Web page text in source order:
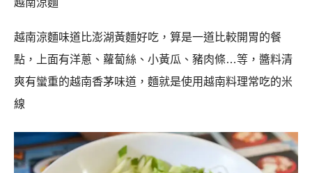
越南涼麵味道比澎湖黃麵好吃，算是一道比較開胃的餐
點，上面有洋蔥、蘿蔔絲、小黃瓜、豬肉條…等，醬料清
爽有蠻重的越南香茅味道，麵就是使用越南料理常吃的米
線